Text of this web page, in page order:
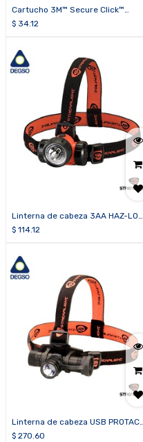
Cartucho 3M™ Secure Click™
D8003
$ 34.12
Linterna de cabeza 3AA HAZ-LO®
ATEX
$ 114.12
Linterna de cabeza USB PROTAC
HL®
$ 270.60